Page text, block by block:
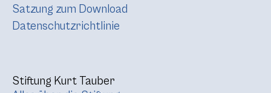
Satzung zum Download
Datenschutzrichtlinie
Stiftung Kurt Tauber